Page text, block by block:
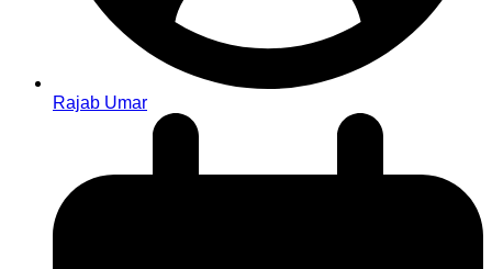
Rajab Umar